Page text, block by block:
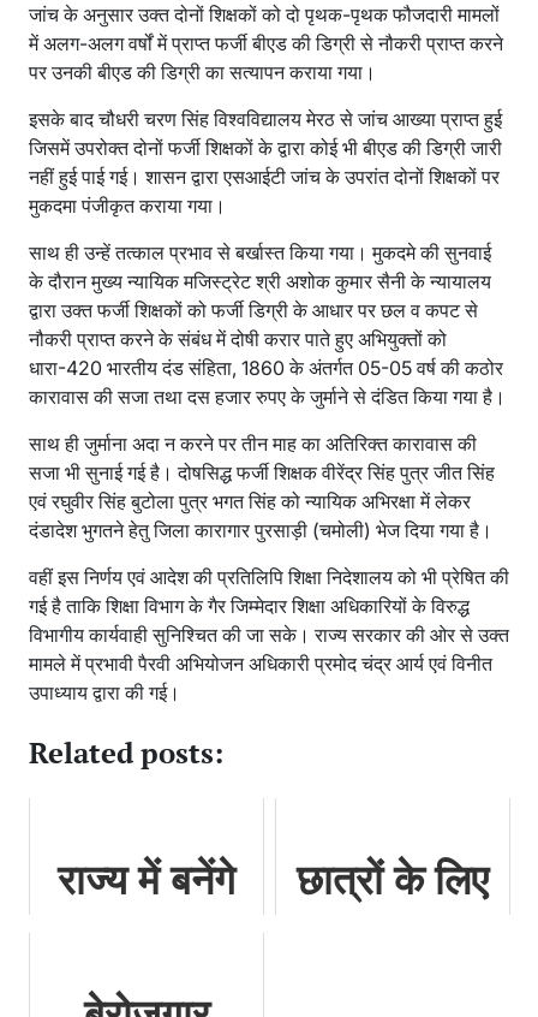
जांच के अनुसार उक्त दोनों शिक्षकों को दो पृथक-पृथक फौजदारी मामलों
में अलग-अलग वर्षों में प्राप्त फर्जी बीएड की डिग्री से नौकरी प्राप्त करने
पर उनकी बीएड की डिग्री का सत्यापन कराया गया।
इसके बाद चौधरी चरण सिंह विश्वविद्यालय मेरठ से जांच आख्या प्राप्त हुई
जिसमें उपरोक्त दोनों फर्जी शिक्षकों के द्वारा कोई भी बीएड की डिग्री जारी
नहीं हुई पाई गई। शासन द्वारा एसआईटी जांच के उपरांत दोनों शिक्षकों पर
मुकदमा पंजीकृत कराया गया।
साथ ही उन्हें तत्काल प्रभाव से बर्खास्त किया गया। मुकदमे की सुनवाई
के दौरान मुख्य न्यायिक मजिस्ट्रेट श्री अशोक कुमार सैनी के न्यायालय
द्वारा उक्त फर्जी शिक्षकों को फर्जी डिग्री के आधार पर छल व कपट से
नौकरी प्राप्त करने के संबंध में दोषी करार पाते हुए अभियुक्तों को
धारा-420 भारतीय दंड संहिता, 1860 के अंतर्गत 05-05 वर्ष की कठोर
कारावास की सजा तथा दस हजार रुपए के जुर्माने से दंडित किया गया है।
साथ ही जुर्माना अदा न करने पर तीन माह का अतिरिक्त कारावास की
सजा भी सुनाई गई है। दोषसिद्ध फर्जी शिक्षक वीरेंद्र सिंह पुत्र जीत सिंह
एवं रघुवीर सिंह बुटोला पुत्र भगत सिंह को न्यायिक अभिरक्षा में लेकर
दंडादेश भुगतने हेतु जिला कारागार पुरसाड़ी (चमोली) भेज दिया गया है।
वहीं इस निर्णय एवं आदेश की प्रतिलिपि शिक्षा निदेशालय को भी प्रेषित की
गई है ताकि शिक्षा विभाग के गैर जिम्मेदार शिक्षा अधिकारियों के विरुद्ध
विभागीय कार्यवाही सुनिश्चित की जा सके। राज्य सरकार की ओर से उक्त
मामले में प्रभावी पैरवी अभियोजन अधिकारी प्रमोद चंद्र आर्य एवं विनीत
उपाध्याय द्वारा की गई।
Related posts:
राज्य में बनेंगे
विद्यालय, सीएम
छात्रों के लिए